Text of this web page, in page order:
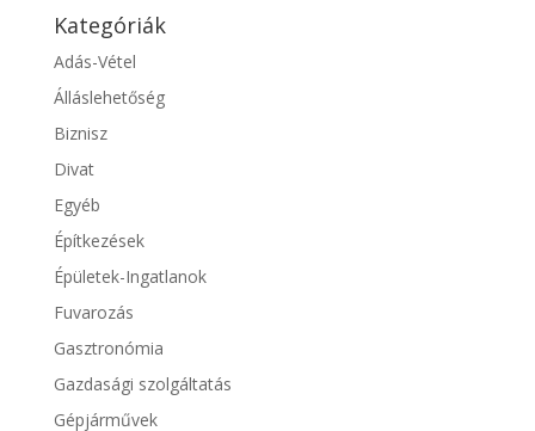
Kategóriák
Adás-Vétel
Álláslehetőség
Biznisz
Divat
Egyéb
Építkezések
Épületek-Ingatlanok
Fuvarozás
Gasztronómia
Gazdasági szolgáltatás
Gépjárművek